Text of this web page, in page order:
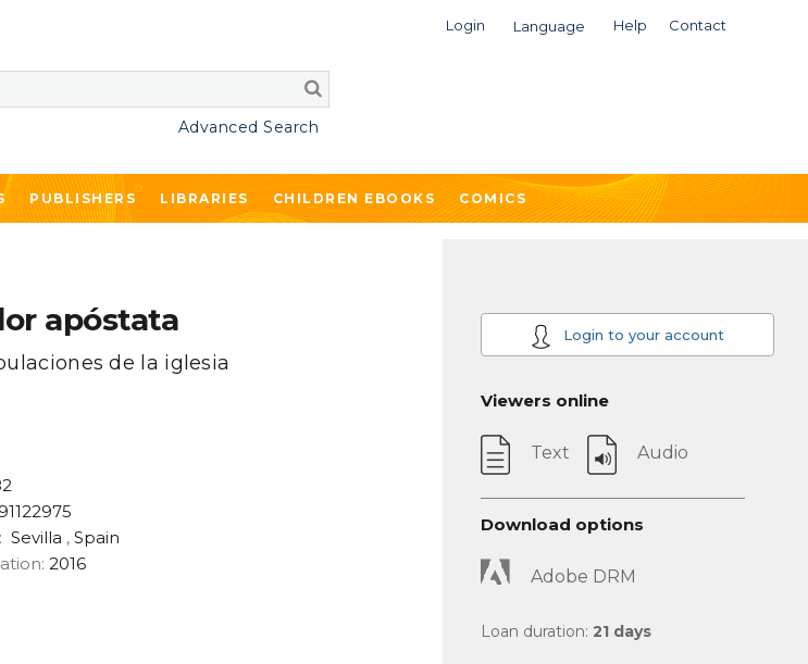
Login Language Help Contact
Advanced Search
PUBLISHERS LIBRARIES CHILDREN EBOOKS COMICS
apóstata
de la iglesia
Sevilla , Spain
2016
Login to your account
Viewers online
Text Audio
Download options
Adobe DRM
Loan duration: 21 days